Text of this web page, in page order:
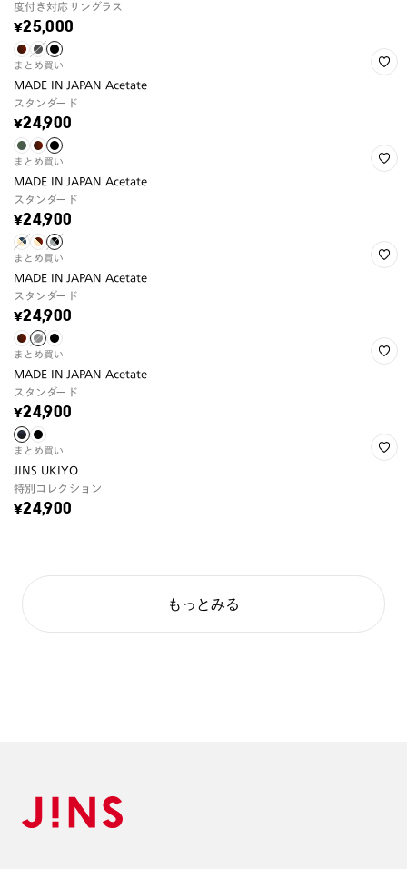
度付き対応サングラス
¥25,000
まとめ買い
MADE IN JAPAN Acetate
スタンダード
¥24,900
まとめ買い
MADE IN JAPAN Acetate
スタンダード
¥24,900
まとめ買い
MADE IN JAPAN Acetate
スタンダード
¥24,900
まとめ買い
MADE IN JAPAN Acetate
スタンダード
¥24,900
まとめ買い
JINS UKIYO
特別コレクション
¥24,900
もっとみる